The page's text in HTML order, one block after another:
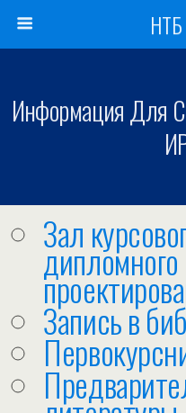
Информация Для
Зал
дипломного
Запись в